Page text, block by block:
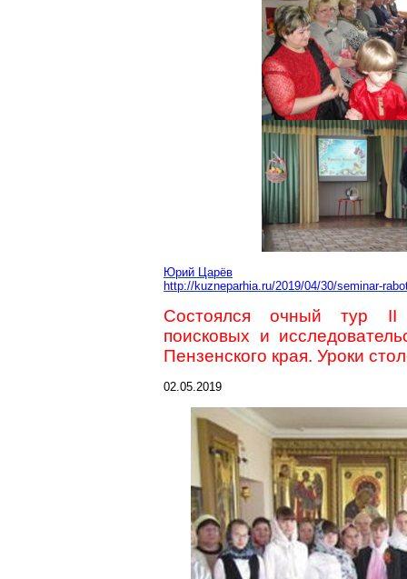
Юрий Царёв
http://kuzneparhia.ru/2019/04/30/seminar-
Состоялся очный тур II
поисковых и
Пензенского края. Уроки
02.05.2019